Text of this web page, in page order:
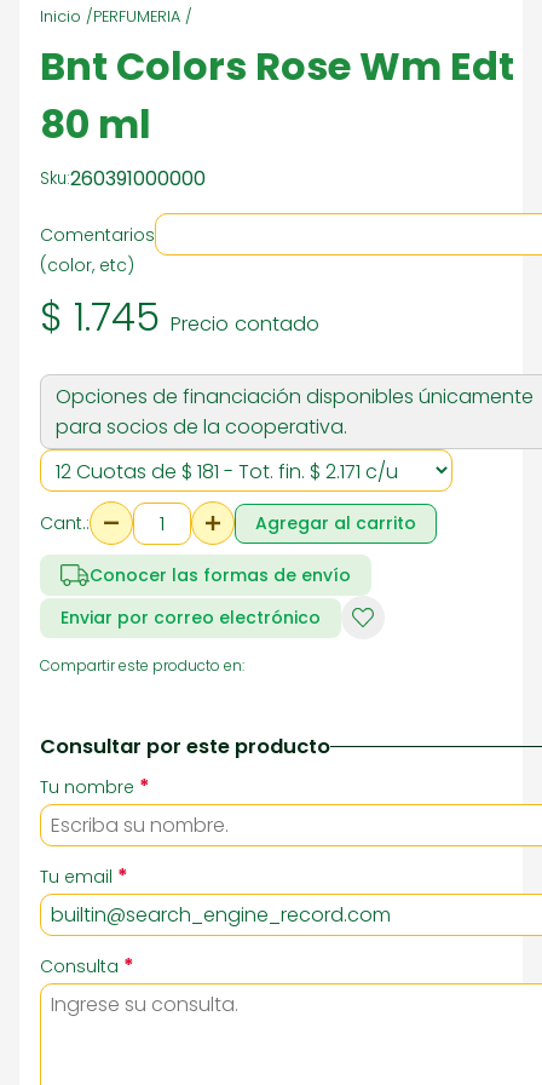
Inicio /PERFUMERIA /
Bnt Colors Rose Wm Edt
80 ml
Sku:260391000000
Comentarios
(color, etc)
$ 1.745 Precio contado
Opciones de financiación disponibles únicamente
para socios de la cooperativa.
Cant.: Agregar al carrito
Conocer las formas de envío
Enviar por correo electrónico
Compartir este producto en:
Consultar por este producto
Tu nombre *
Tu email *
Consulta *